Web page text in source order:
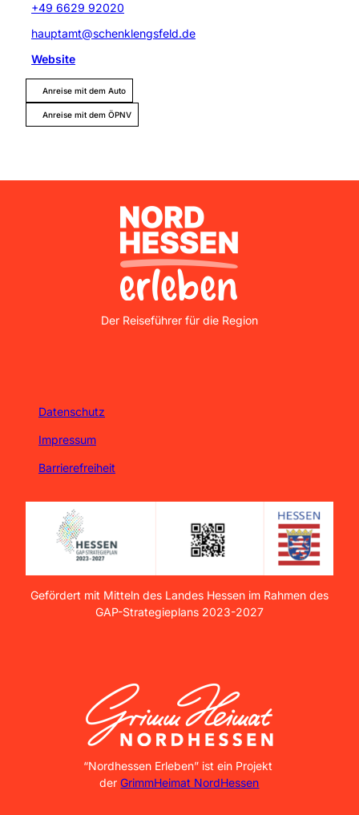
+49 6629 92020
hauptamt@schenklengsfeld.de
Website
Anreise mit dem Auto
Anreise mit dem ÖPNV
Nordhessen Erleben
Der Reiseführer für die Region
Datenschutz
Impressum
Barrierefreiheit
Gefördert mit Mitteln des Landes Hessen im Rahmen des
GAP-Strategieplans 2023-2027
GrimmHeimat NordHessen
“Nordhessen Erleben” ist ein Projekt
derGrimmHeimat NordHessen